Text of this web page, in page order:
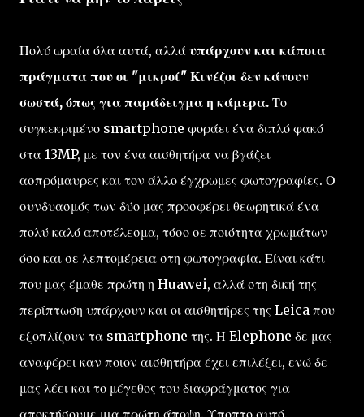
Πολύ ωραία όλα αυτά, αλλά υπάρχουν και κάποια
πράγματα που οι "μικροί" Κινέζοι δεν κάνουν
σωστά, όπως για παράδειγμα η κάμερα. Το
συγκεκριμένο smartphone φοράει ένα διπλό φακό
στα 13MP, με τον ένα αισθητήρα να βγάζει
ασπρόμαυρες και τον άλλο έγχρωμες φωτογραφίες. Ο
συνδυασμός των δύο μας προσφέρει θεωρητικά ένα
πολύ καλό αποτέλεσμα, τόσο σε ποιότητα χρωμάτων
όσο και σε λεπτομέρεια στη φωτογραφία. Είναι κάτι
που μας έμαθε πρώτη η Huawei, αλλά στη δική της
περίπτωση υπάρχουν και οι αισθητήρες της Leica που
εξοπλίζουν τα smartphone της. Η Elephone δε μας
αναφέρει καν ποιον αισθητήρα έχει επιλέξει, ενώ δε
μας λέει και το μέγεθος του διαφράγματος για
αποκτήσουμε μια πρώτη άποψη. Ύποπτο αυτό.